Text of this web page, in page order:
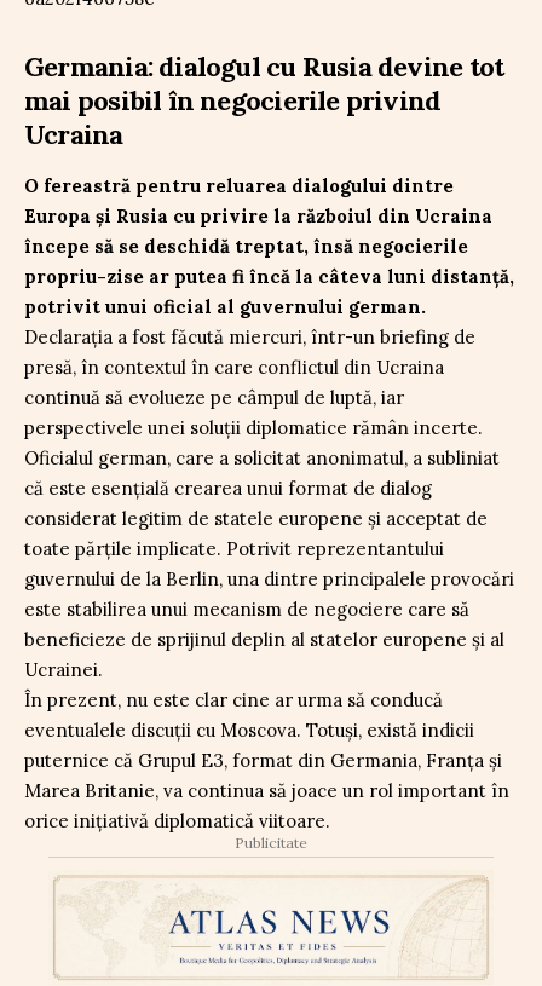
Germania: dialogul cu Rusia devine tot
mai posibil în negocierile privind
Ucraina
O fereastră pentru reluarea dialogului dintre
Europa și Rusia cu privire la războiul din Ucraina
începe să se deschidă treptat, însă negocierile
propriu-zise ar putea fi încă la câteva luni distanță,
potrivit unui oficial al guvernului german.
Declarația a fost făcută miercuri, într-un briefing de
presă, în contextul în care conflictul din Ucraina
continuă să evolueze pe câmpul de luptă, iar
perspectivele unei soluții diplomatice rămân incerte.
Oficialul german, care a solicitat anonimatul, a subliniat
că este esențială crearea unui format de dialog
considerat legitim de statele europene și acceptat de
toate părțile implicate. Potrivit reprezentantului
guvernului de la Berlin, una dintre principalele provocări
este stabilirea unui mecanism de negociere care să
beneficieze de sprijinul deplin al statelor europene și al
Ucrainei.
În prezent, nu este clar cine ar urma să conducă
eventualele discuții cu Moscova. Totuși, există indicii
puternice că Grupul E3, format din Germania, Franța și
Marea Britanie, va continua să joace un rol important în
orice inițiativă diplomatică viitoare.
Publicitate